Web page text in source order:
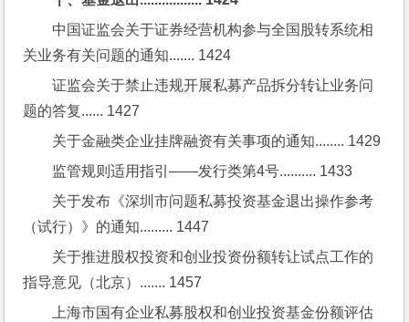
中国证监会关于证券经营机构参与全国股转系统相
关业务有关问题的通知....... 1424
证监会关于禁止违规开展私募产品拆分转让业务问
题的答复...... 1427
关于金融类企业挂牌融资有关事项的通知........ 1429
监管规则适用指引——发行类第4号.......... 1433
关于发布《深圳市问题私募投资基金退出操作参考
（试行）》的通知......... 1447
关于推进股权投资和创业投资份额转让试点工作的
指导意见（北京）....... 1457
上海市国有企业私募股权和创业投资基金份额评估